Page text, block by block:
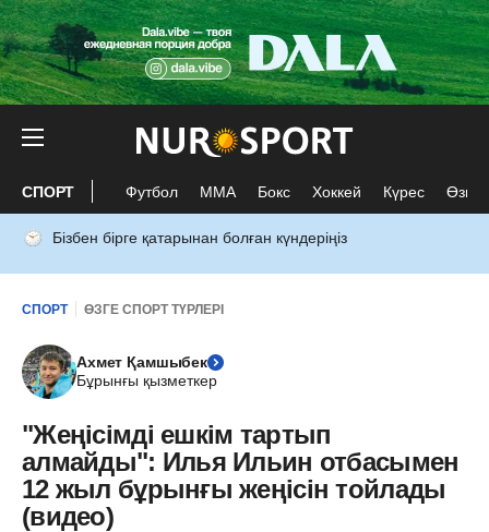
СПОРТ Футбол ММА Бокс Хоккей Күрес Өзге
Бізбен бірге қатарынан болған күндеріңіз
СПОРТ ӨЗГЕ СПОРТ ТҮРЛЕРІ
Ахмет Қамшыбек
Бұрынғы қызметкер
"Жеңісімді ешкім тартып
алмайды": Илья Ильин отбасымен
12 жыл бұрынғы жеңісін тойлады
(видео)